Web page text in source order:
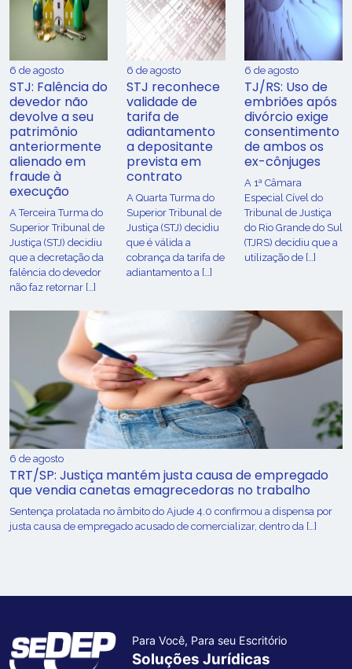
6 de agosto
STJ: Falência do
devedor não
devolve a seu
patrimônio
anteriormente
alienado em
fraude à
execução
A Terceira Turma do
Superior Tribunal de
Justiça (STJ) decidiu
que a decretação da
falência do devedor
não faz retornar […]
6 de agosto
STJ reconhece
validade de
tarifa de
adiantamento
a depositante
prevista em
contrato
A Quarta Turma do
Superior Tribunal de
Justiça (STJ) decidiu
que é válida a
cobrança da tarifa de
adiantamento a […]
6 de agosto
TJ/RS: Uso de
embriões após
divórcio exige
consentimento
de ambos os
ex-cônjuges
A 1ª Câmara
Especial Cível do
Tribunal de Justiça
do Rio Grande do Sul
(TJRS) decidiu que a
utilização de […]
6 de agosto
TRT/SP: Justiça mantém justa causa de empregado
que vendia canetas emagrecedoras no trabalho
Sentença prolatada no âmbito do Ajude 4.0 confirmou a dispensa por
justa causa de empregado acusado de comercializar, dentro da […]
Para Você, Para seu Escritório
Soluções Jurídicas